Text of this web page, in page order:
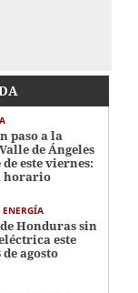
paso a la
de Ángeles
este viernes:
horario
ENERGÍA
Honduras sin
este
de agosto